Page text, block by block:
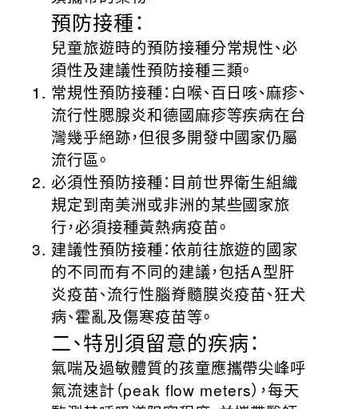
預防接種：
兒童旅遊時的預防接種分常規性、必
須性及建議性預防接種三類。
常規性預防接種：白喉、百日咳、麻疹、
流行性腮腺炎和德國麻疹等疾病在台
灣幾乎絕跡，但很多開發中國家仍屬
流行區。
必須性預防接種：目前世界衛生組織
規定到南美洲或非洲的某些國家旅
行，必須接種黃熱病疫苗。
建議性預防接種：依前往旅遊的國家
的不同而有不同的建議，包括Ａ型肝
炎疫苗、流行性腦脊髓膜炎疫苗、狂犬
病、霍亂及傷寒疫苗等。
二、特別須留意的疾病：
氣喘及過敏體質的孩童應攜帶尖峰呼
氣流速計（peak flow meters），每天